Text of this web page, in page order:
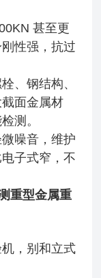
甚至更
性强，抗过
、钢结构、
面金属材
测。
噪音，维护
子式窄，不
重型金属重
，别和立式